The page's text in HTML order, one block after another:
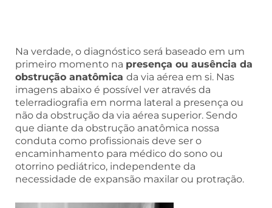
Na verdade, o diagnóstico será baseado em um
primeiro momento na presença ou ausência da
obstrução anatômica da via aérea em si. Nas
imagens abaixo é possível ver através da
telerradiografia em norma lateral a presença ou
não da obstrução da via aérea superior. Sendo
que diante da obstrução anatômica nossa
conduta como profissionais deve ser o
encaminhamento para médico do sono ou
otorrino pediátrico, independente da
necessidade de expansão maxilar ou protração.